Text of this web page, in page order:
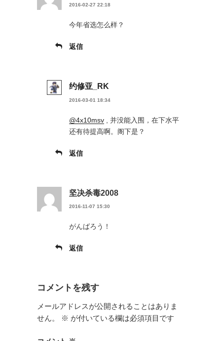
2016-02-27 22:18
今年省选怎么样？
返信
约修亚_RK
2016-03-01 18:34
@4x10msv, 并没能入围，在下水平
还有待提高啊。阁下是？
返信
坚决杀毒2008
2016-11-07 15:30
がんばろう！
返信
コメントを残す
メールアドレスが公開されることはありま
せん。
※ が付いている欄は必須項目です